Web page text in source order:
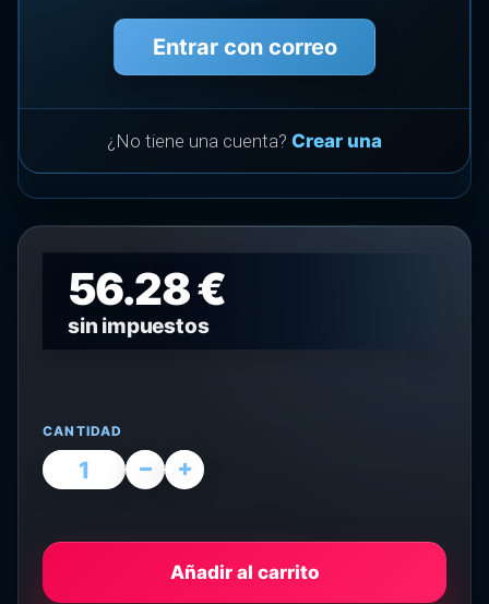
Entrar con correo
¿No tiene una cuenta? Crear una
56.28 €
sin impuestos
CANTIDAD
Añadir al carrito